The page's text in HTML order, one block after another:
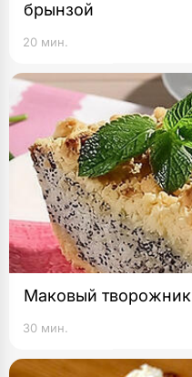
брынзой
20 мин.
Маковый творожник
30 мин.